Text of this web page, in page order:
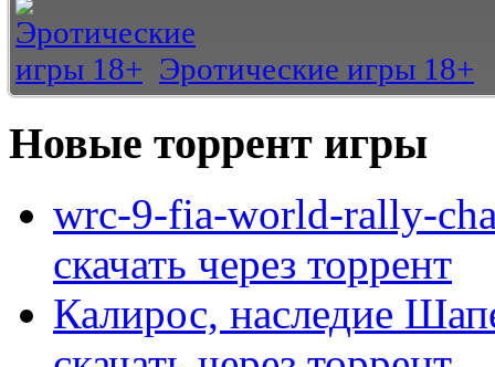
Эротические игры 18+
Новые торрент игры
wrc-9-fia-world-rally-
скачать через торрент
Калирос, наследие